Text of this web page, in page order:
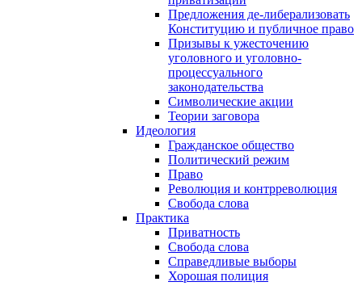
Предложения де-либерализовать
Конституцию и публичное право
Призывы к ужесточению
уголовного и уголовно-
процессуального
законодательства
Символические акции
Теории заговора
Идеология
Гражданское общество
Политический режим
Право
Революция и контрреволюция
Свобода слова
Практика
Приватность
Свобода слова
Справедливые выборы
Хорошая полиция